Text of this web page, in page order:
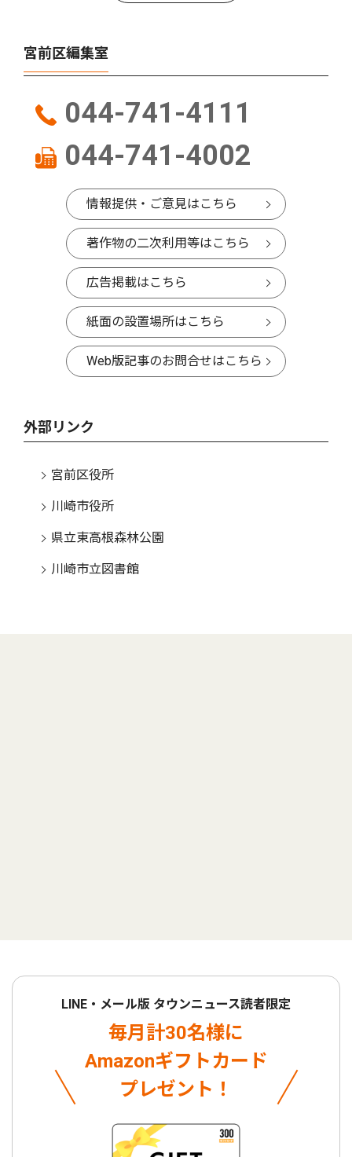
宮前区編集室
044-741-4111
044-741-4002
情報提供・ご意見はこちら
著作物の二次利用等はこちら
広告掲載はこちら
紙面の設置場所はこちら
Web版記事のお問合せはこちら
外部リンク
宮前区役所
川崎市役所
県立東高根森林公園
川崎市立図書館
LINE・メール版 タウンニュース読者限定
毎月計30名様に
Amazonギフトカード
プレゼント！